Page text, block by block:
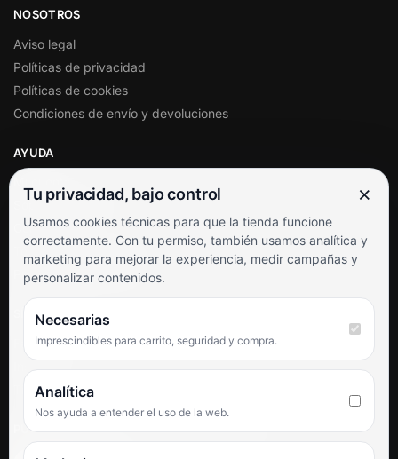
NOSOTROS
Aviso legal
Políticas de privacidad
Políticas de cookies
Condiciones de envío y devoluciones
AYUDA
Soporte al cliente
Contacto
Términos y condiciones
Preguntas frecuentes
SÍGUENOS
Facebook
TikTok
PUNTUACIÓN DE 4,6 SOBRE 5 EN GOOGLE
Tu privacidad, bajo control ×
Usamos cookies técnicas para que la tienda funcione
correctamente. Con tu permiso, también usamos analítica y
marketing para mejorar la experiencia, medir campañas y
personalizar contenidos.
Necesarias
Imprescindibles para carrito, seguridad y compra.
Analítica
Nos ayuda a entender el uso de la web.